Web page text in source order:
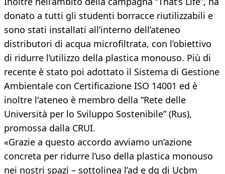
donato a tutti gli studenti borracce riutilizzabili e
sono stati installati all’interno dell’ateneo
distributori di acqua microfiltrata, con l’obiettivo
di ridurre l’utilizzo della plastica monouso. Più di
recente è stato poi adottato il Sistema di Gestione
Ambientale con Certificazione ISO 14001 ed è
inoltre l'ateneo è membro della “Rete delle
Università per lo Sviluppo Sostenibile” (Rus),
promossa dalla CRUI.
«Grazie a questo accordo avviamo un’azione
concreta per ridurre l’uso della plastica monouso
nei nostri spazi – sottolinea l’ad e dg di Ucbm